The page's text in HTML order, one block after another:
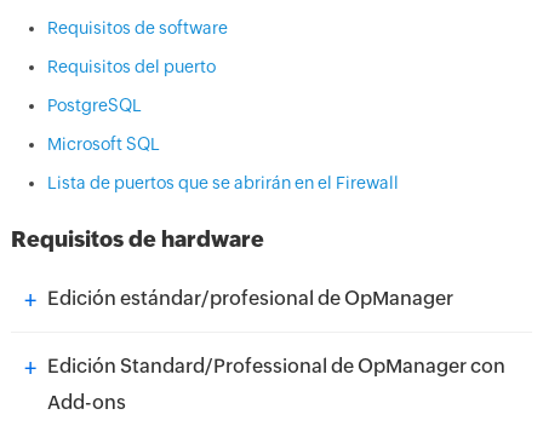
Requisitos de software
Requisitos del puerto
PostgreSQL
Microsoft SQL
Lista de puertos que se abrirán en el Firewall
Requisitos de hardware
Edición estándar/profesional de OpManager
+
Edición Standard/Professional de OpManager con
Add-ons
+